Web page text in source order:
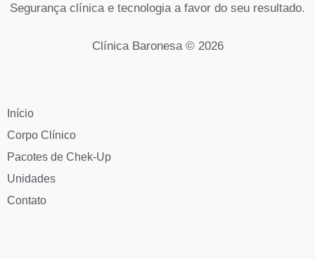
Segurança clínica e tecnologia a favor do seu resultado.
Clínica Baronesa © 2026
Início
Corpo Clínico
Pacotes de Chek-Up
Unidades
Contato